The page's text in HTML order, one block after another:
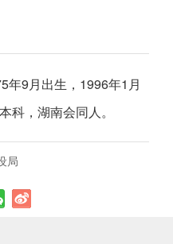
年9月出生，1996年1月
科，湖南会同人。
局